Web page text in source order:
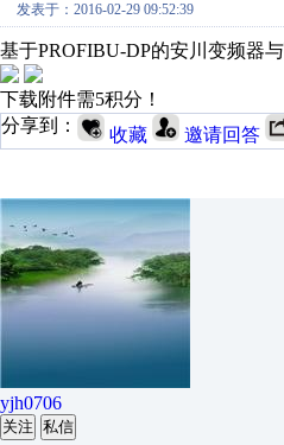
发表于：2016-02-29 09:52:39
基于PROFIBU-DP的安川变频器
下载附件需5积分！
分享到：
收藏 邀请回答
yjh0706
关注 私信